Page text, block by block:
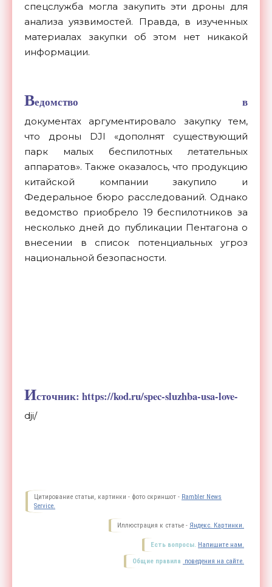
спецслужба могла закупить эти дроны для
анализа уязвимостей. Правда, в изученных
материалах закупки об этом нет никакой
информации.
Ведомство в
документах аргументировало закупку тем,
что дроны DJI «дополнят существующий
парк малых беспилотных летательных
аппаратов». Также оказалось, что продукцию
китайской компании закупило и
Федеральное бюро расследований. Однако
ведомство приобрело 19 беспилотников за
несколько дней до публикации Пентагона о
внесении в список потенциальных угроз
национальной безопасности.
Источник: https://kod.ru/spec-sluzhba-usa-love-
dji/
Цитирование статьи, картинки - фото скриншот - Rambler News
Service.
Иллюстрация к статье - Яндекс. Картинки.
Есть вопросы. Напишите нам.
Общие правила поведения на сайте.